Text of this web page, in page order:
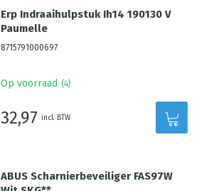
Erp Indraaihulpstuk Ih14 190130 V
Paumelle
8715791000697
Op voorraad (4)
32,97 incl. BTW
ABUS Scharnierbeveiliger FAS97W